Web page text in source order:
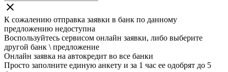
close
К сожалению отправка заявки в банк по данному
предложению недоступна
Воспользуйтесь сервисом онлайн заявки, либо выберите
другой банк \ предложение
Онлайн заявка на автокредит во все банки
Просто заполните единую анкету и за 1 час ее одобрят до 5